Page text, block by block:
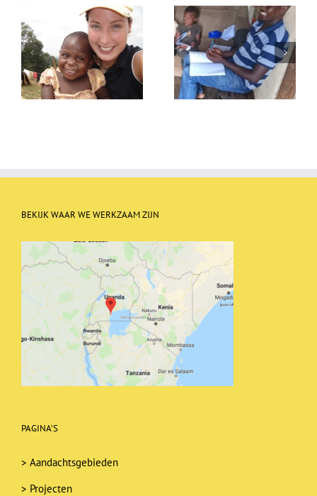
Bijlessen Rapporten
BEKIJK WAAR WE WERKZAAM ZIJN
PAGINA’S
> Aandachtsgebieden
> Projecten